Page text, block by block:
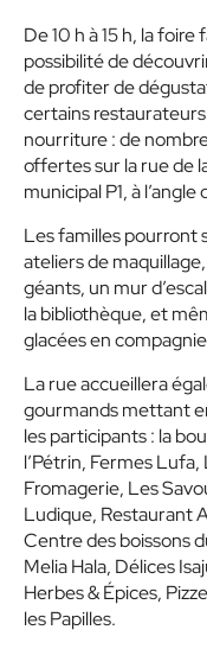
De 10 h à 15 h, la
possibilité de
de profiter de
certains
nourriture : de
offertes sur la rue de
municipal P1, à
Les familles pourront
ateliers de
géants, un mur
la bibliothèque, et
glacées en
La rue accueillera
gourmands mettant
les participants : la
l’Pétrin, Fermes
Fromagerie, Les
Ludique, Restaurant
Centre des boissons
Melia Hala, Délices
Herbes & Épices,
les Papilles.